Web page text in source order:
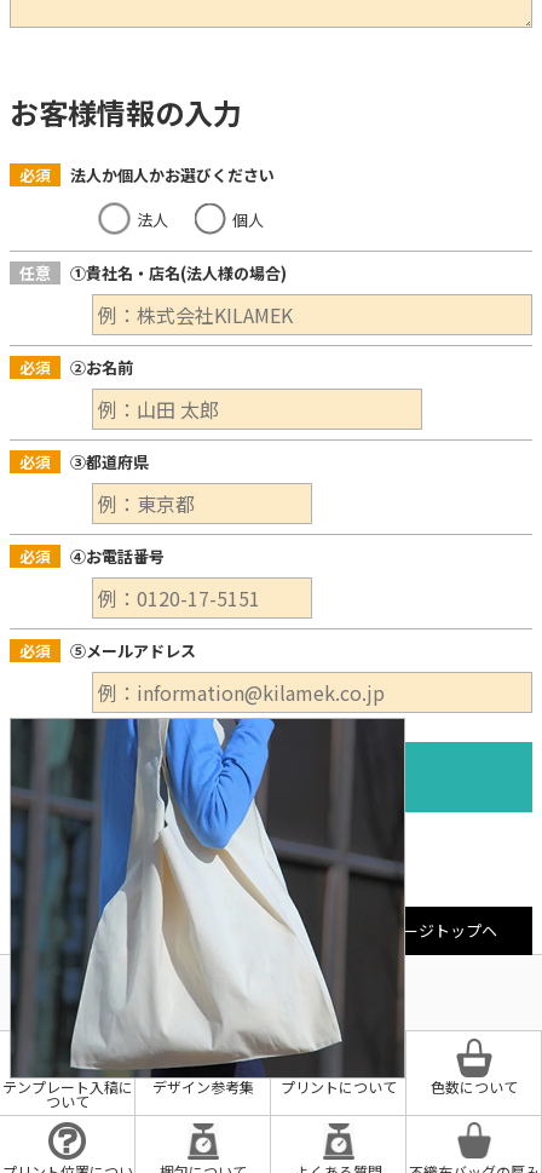
お客様情報の入力
必須
法人か個人かお選びください
法人
個人
任意 ①貴社名・店名(法人様の場合)
必須 ②お名前
必須 ③都道府県
必須 ④お電話番号
必須 ⑤メールアドレス
ページトップヘ
テンプレート入稿に
ついて
デザイン参考集 プリントについて 色数について